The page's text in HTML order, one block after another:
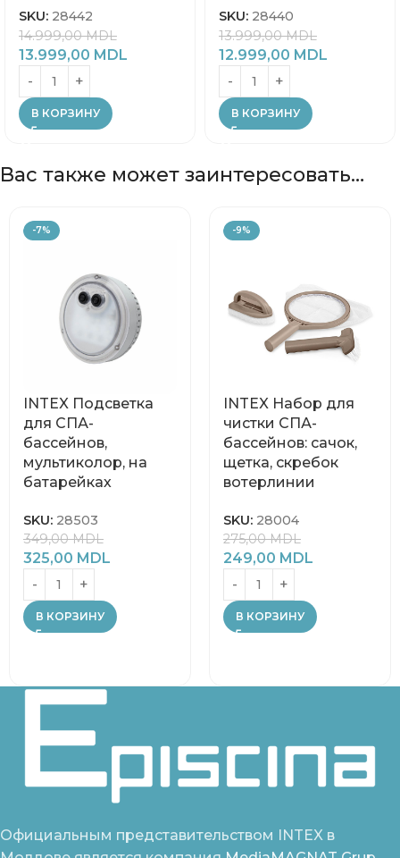
SKU: 28442
14.999,00MDL
13.999,00 MDL
В КОРЗИНУ
SKU: 28440
13.999,00MDL
12.999,00 MDL
В КОРЗИНУ
Вас также может заинтересовать…
-7%
INTEX Подсветка
для СПА-
бассейнов,
мультиколор, на
батарейках
SKU: 28503
349,00MDL
325,00 MDL
В КОРЗИНУ
-9%
INTEX Набор для
чистки СПА-
бассейнов: сачок,
щетка, скребок
вотерлинии
SKU: 28004
275,00MDL
249,00 MDL
В КОРЗИНУ
Официальным представительством INTEX в